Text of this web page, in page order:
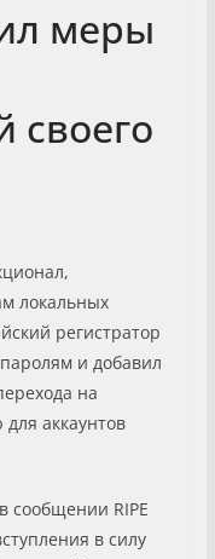
меры
своего
локальных
регистратор
и добавил
на
аккаунтов
сообщении RIPE
в силу